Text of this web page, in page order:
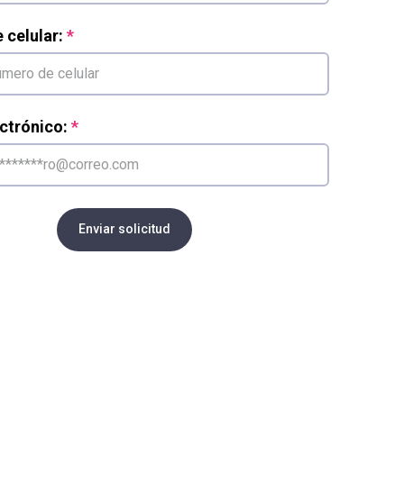
celular:
Enviar solicitud